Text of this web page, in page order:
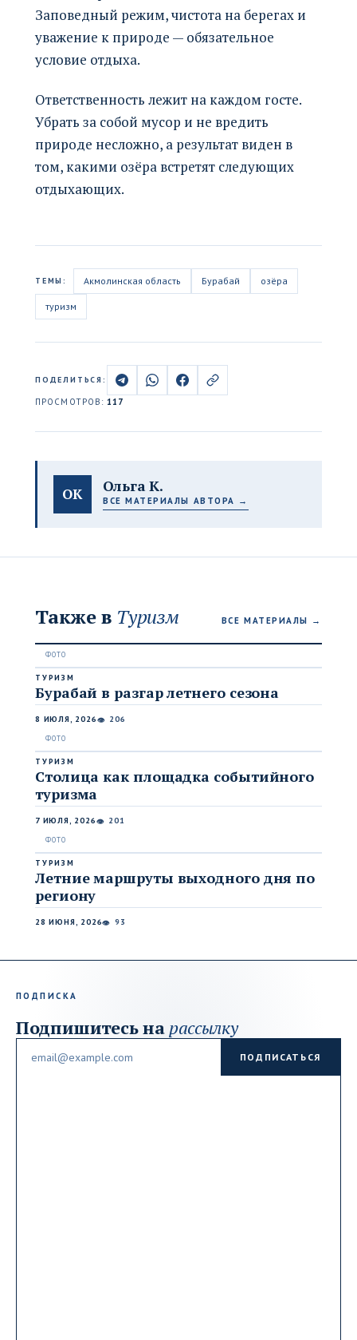
Заповедный режим, чистота на берегах и
уважение к природе — обязательное
условие отдыха.
Ответственность лежит на каждом госте.
Убрать за собой мусор и не вредить
природе несложно, а результат виден в
том, какими озёра встретят следующих
отдыхающих.
ТЕМЫ: Акмолинская область Бурабай озёра
туризм
ПОДЕЛИТЬСЯ:
ПРОСМОТРОВ:117
ОК Ольга К.
ВСЕ МАТЕРИАЛЫ АВТОРА →
Также в Туризм ВСЕ МАТЕРИАЛЫ →
ТУРИЗМ
Бурабай в разгар летнего сезона
8 ИЮЛЯ, 2026👁 206
ТУРИЗМ
Столица как площадка событийного
туризма
7 ИЮЛЯ, 2026👁 201
ТУРИЗМ
Летние маршруты выходного дня по
региону
28 ИЮНЯ, 2026👁 93
ПОДПИСКА
Подпишитесь на рассылку
ПОДПИСАТЬСЯ